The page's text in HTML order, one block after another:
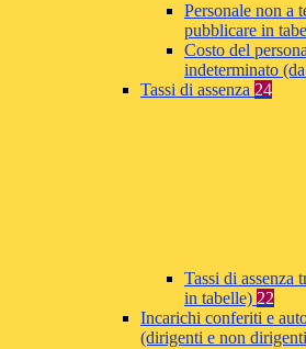
Personale non a
pubblicare in
Costo del
indeterminato
Tassi di assenza 24
Tassi di assenza
in tabelle) 22
Incarichi conferiti e
(dirigenti e non